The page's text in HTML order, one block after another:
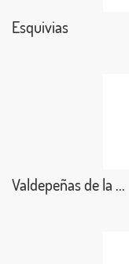
Esquivias
Valdepeñas de la ...